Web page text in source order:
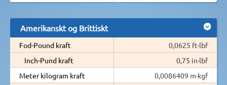
Amerikanskt og Brittiskt
Fod-Pound kraft
0,0625 ft·lbf
Inch-Pund kraft
0,75 in·lbf
Meter kilogram kraft
0,0086409 m·kgf